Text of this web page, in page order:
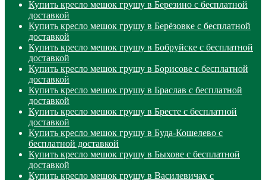
Купить кресло мешок грушу в Березино с бесплатной
доставкой
Купить кресло мешок грушу в Берёзовке с бесплатной
доставкой
Купить кресло мешок грушу в Бобруйске с бесплатной
доставкой
Купить кресло мешок грушу в Борисове с бесплатной
доставкой
Купить кресло мешок грушу в Браслав с бесплатной
доставкой
Купить кресло мешок грушу в Бресте с бесплатной
доставкой
Купить кресло мешок грушу в Буда-Кошелево с
бесплатной доставкой
Купить кресло мешок грушу в Быхове с бесплатной
доставкой
Купить кресло мешок грушу в Василевичах с